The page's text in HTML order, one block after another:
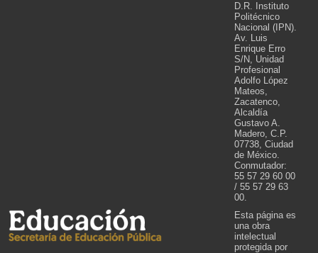
D.R. Instituto
Politécnico
Nacional (IPN).
Av. Luis
Enrique Erro
S/N, Unidad
Profesional
Adolfo López
Mateos,
Zacatenco,
Alcaldía
Gustavo A.
Madero, C.P.
07738, Ciudad
de México.
Conmutador:
55 57 29 60 00
/ 55 57 29 63
00.
Esta página es
una obra
intelectual
protegida por